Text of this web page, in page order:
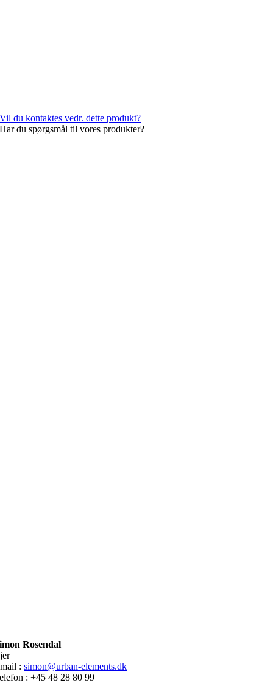
Vil du kontaktes vedr. dette produkt?
Har du spørgsmål til vores produkter?
Rosendal
:simon@urban-elements.dk
: +45 48 28 80 99